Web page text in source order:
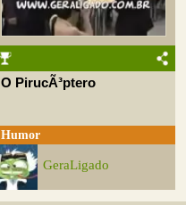
O PirucÃ³ptero
Humor
GeraLigado